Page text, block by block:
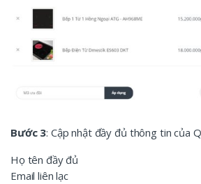
Bước 3: Cập nhật đầy đủ thông tin của
Họ tên đầy đủ
Email liên lạc